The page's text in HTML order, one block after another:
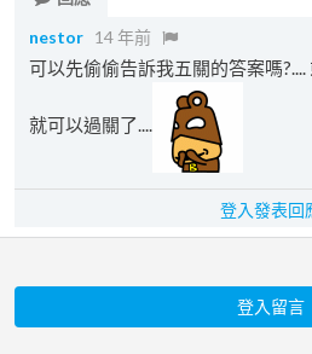
nestor 14 年前
可以先偷偷告訴我五關的答案嗎
就可以過關了....
登入發表回
登入留言